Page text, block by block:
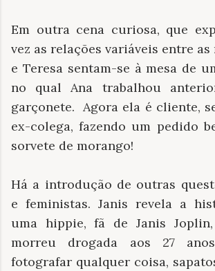
Em outra cena curiosa, que
vez as relações variáveis entre as
e Teresa sentam-se à mesa de
no qual Ana trabalhou
garçonete. Agora ela é cliente,
ex-colega, fazendo um pedido
sorvete de morango!
Há a introdução de outras
e feministas. Janis revela a
uma hippie, fã de Janis
morreu drogada aos 27
fotografar qualquer coisa,